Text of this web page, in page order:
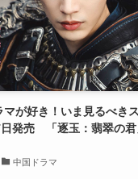
マが好き！いま見るべき
発売 「逐玉：翡翠の
中国ドラマ